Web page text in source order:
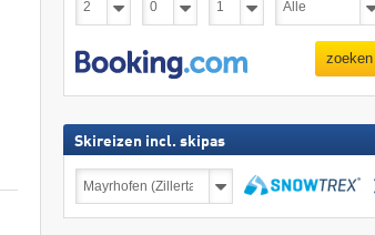
zoeken
Skireizen incl. skipas
incl.